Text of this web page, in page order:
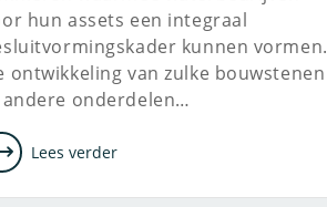
hun assets een integraal
kunnen vormen.
ontwikkeling van zulke bouwstenen
onderdelen…
Lees verder